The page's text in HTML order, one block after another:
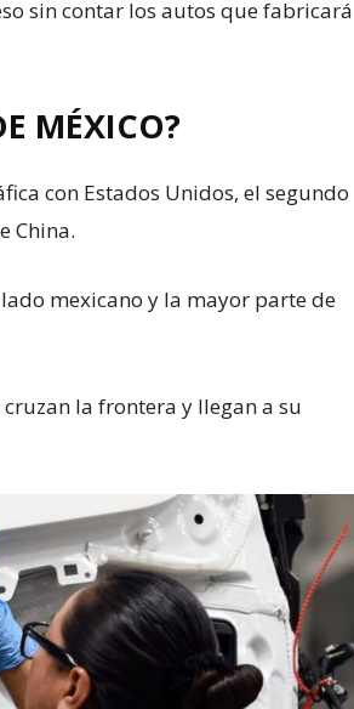
sin contar los autos que fabricará
MÉXICO?
con Estados Unidos, el segundo
China.
mexicano y la mayor parte de
la frontera y llegan a su